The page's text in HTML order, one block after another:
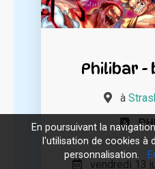
Philibar -
à
vendredi 13
En poursuivant la
l'utilisation de cookies à
personnalisation.